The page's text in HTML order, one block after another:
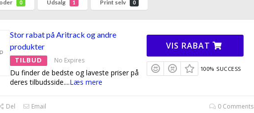
0 Udsalg 1 Print selv 0
Stor rabat på Aritrack og andre
produkter
TILBUD No Expires
Du finder de bedste og laveste priser på
deres tilbudsside....Læs mere
VIS RABAT
100% SUCCESS
Del Email 0 Comments